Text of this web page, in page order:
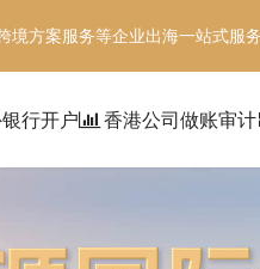
方案服务等企业出海一站式服务
行开户 香港公司做账审计